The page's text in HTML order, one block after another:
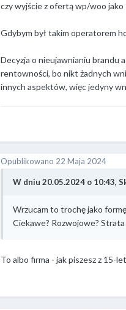
czy wyjście z ofertą wp/woo
Gdybym był takim operatorem
Decyzja o nieujawnianiu brandu
rentowności, bo nikt żadnych
innych aspektów, więc jedyny
Opublikowano 22 Maja 2024
W dniu 20.05.2024 o 10:43,
Wrzucam to trochę jako
Ciekawe? Rozwojowe?
To albo firma - jak piszesz z 15-